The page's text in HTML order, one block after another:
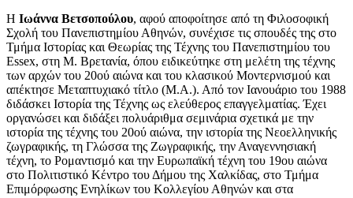
Η Ιωάννα Βετσοπούλου, αφού αποφοίτησε από τη Φιλοσοφική
Σχολή του Πανεπιστημίου Αθηνών, συνέχισε τις σπουδές της στο
Τμήμα Ιστορίας και Θεωρίας της Τέχνης του Πανεπιστημίου του
Essex, στη Μ. Βρετανία, όπου ειδικεύτηκε στη μελέτη της τέχνης
των αρχών του 20ού αιώνα και του κλασικού Μοντερνισμού και
απέκτησε Μεταπτυχιακό τίτλο (Μ.Α.). Από τον Ιανουάριο του 1988
διδάσκει Ιστορία της Τέχνης ως ελεύθερος επαγγελματίας. Έχει
οργανώσει και διδάξει πολυάριθμα σεμινάρια σχετικά με την
ιστορία της τέχνης του 20ού αιώνα, την ιστορία της Νεοελληνικής
ζωγραφικής, τη Γλώσσα της Ζωγραφικής, την Αναγεννησιακή
τέχνη, το Ρομαντισμό και την Ευρωπαϊκή τέχνη του 19ου αιώνα
στο Πολιτιστικό Κέντρο του Δήμου της Χαλκίδας, στο Τμήμα
Επιμόρφωσης Ενηλίκων του Κολλεγίου Αθηνών και στα